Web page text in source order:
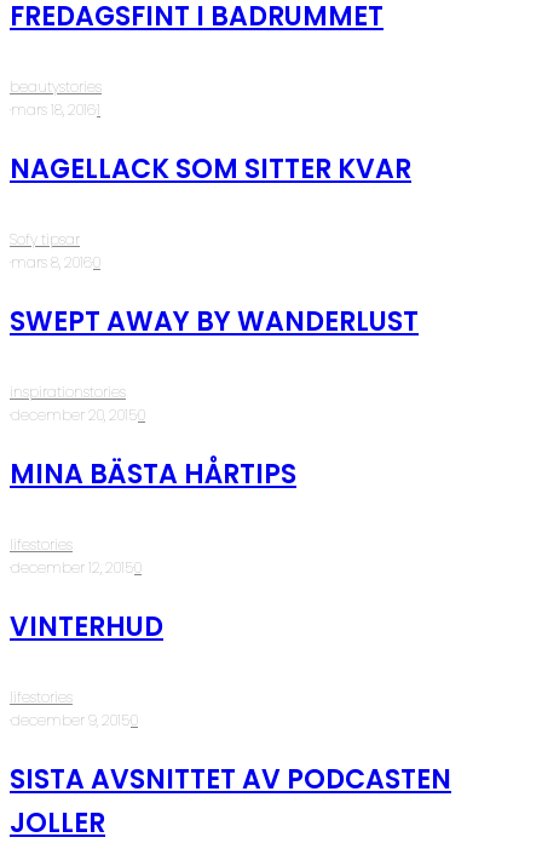
FREDAGSFINT I BADRUMMET
beautystories
·mars 18, 2016·1
NAGELLACK SOM SITTER KVAR
Sofy tipsar
·mars 8, 2016·0
SWEPT AWAY BY WANDERLUST
inspirationstories
·december 20, 2015·0
MINA BÄSTA HÅRTIPS
lifestories
·december 12, 2015·0
VINTERHUD
lifestories
·december 9, 2015·0
SISTA AVSNITTET AV PODCASTEN
JOLLER